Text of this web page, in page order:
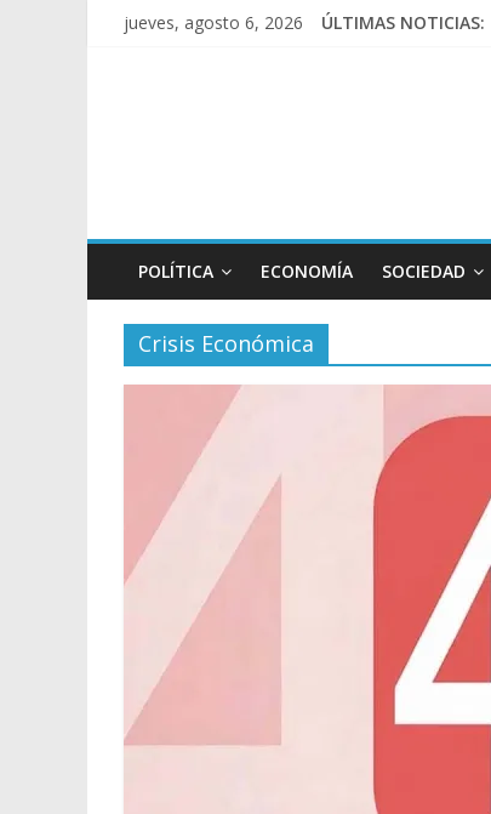
jueves, agosto 6, 2026 ÚLTIMAS NOTICIAS:
POLÍTICA ECONOMÍA SOCIEDAD
Crisis Económica